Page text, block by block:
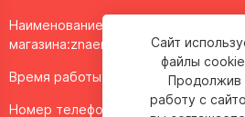
Наименование объекта/доменное
магазина:znaemigraem.by
Время работы: ежедневно с 11:00
Номер телефона работников
Сайт
файлы
Продолжив
работу с